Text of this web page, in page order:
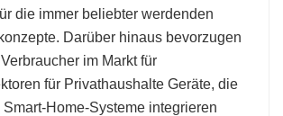
die immer beliebter werdenden
Darüber hinaus bevorzugen
im Markt für
für Privathaushalte Geräte, die
Home-Systeme integrieren